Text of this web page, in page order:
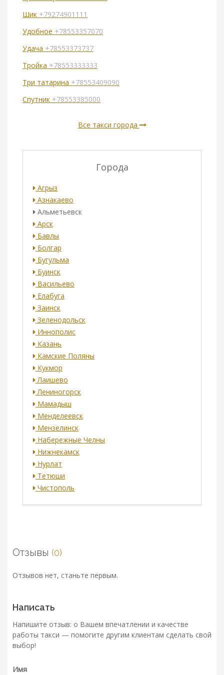
Шик +79274901111
Удобное +78553357070
Удача +78553373737
Тройка +78553333333
Три татарина +78553409090
Спутник +78553385000
Все такси города
Города
Агрыз
Азнакаево
Альметьевск
Арск
Бавлы
Болгар
Бугульма
Буинск
Васильево
Елабуга
Заинск
Зеленодольск
Иннополис
Казань
Камские Поляны
Кукмор
Лаишево
Лениногорск
Мамадыш
Менделеевск
Мензелинск
Набережные Челны
Нижнекамск
Нурлат
Тетюши
Чистополь
Отзывы (0)
Отзывов нет, станьте первым.
Написать
Напишите отзыв: о Вашем впечатлении и качестве
работы такси — помогите другим клиентам сделать свой
выбор!
Имя